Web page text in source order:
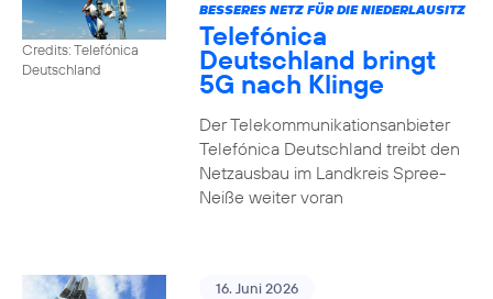
Credits: Telefónica
Deutschland
BESSERES NETZ FÜR DIE NIEDERLAUSITZ
Telefónica
Deutschland bringt
5G nach Klinge
Der Telekommunikationsanbieter
Telefónica Deutschland treibt den
Netzausbau im Landkreis Spree-
Neiße weiter voran
16. Juni 2026